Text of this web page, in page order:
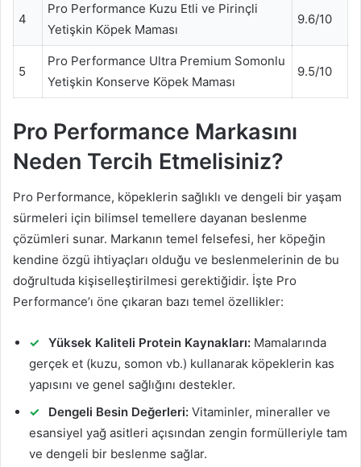
4
Pro Performance Kuzu Etli ve Pirinçli
Yetişkin Köpek Maması
9.6/10
5
Pro Performance Ultra Premium Somonlu
Yetişkin Konserve Köpek Maması
9.5/10
Pro Performance Markasını
Neden Tercih Etmelisiniz?
Pro Performance, köpeklerin sağlıklı ve dengeli bir yaşam
sürmeleri için bilimsel temellere dayanan beslenme
çözümleri sunar. Markanın temel felsefesi, her köpeğin
kendine özgü ihtiyaçları olduğu ve beslenmelerinin de bu
doğrultuda kişiselleştirilmesi gerektiğidir. İşte Pro
Performance’ı öne çıkaran bazı temel özellikler:
Yüksek Kaliteli Protein Kaynakları: Mamalarında
gerçek et (kuzu, somon vb.) kullanarak köpeklerin kas
yapısını ve genel sağlığını destekler.
Dengeli Besin Değerleri: Vitaminler, mineraller ve
esansiyel yağ asitleri açısından zengin formülleriyle tam
ve dengeli bir beslenme sağlar.